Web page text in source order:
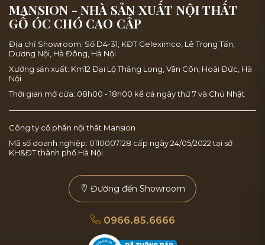
MANSION - NHÀ SẢN XUẤT NỘI THẤT
GỖ ÓC CHÓ CAO CẤP
Địa chỉ Showroom: Số D4-31, KĐT Geleximco, Lê Trọng Tấn,
Dương Nội, Hà Đông, Hà Nội
Xưởng sản xuất: Km12 Đại Lộ Thăng Long, Vân Côn, Hoài Đức, Hà
Nội
Thời gian mở cửa: 08h00 - 18h00 kể cả ngày thứ 7 và Chủ Nhật
Công ty cổ phần nội thất Mansion
Mã số doanh nghiệp: 0110007128 cấp ngày 24/05/2022 tại sở
KH&ĐT thành phố Hà Nội
Đường đến Showroom
0966.85.6666